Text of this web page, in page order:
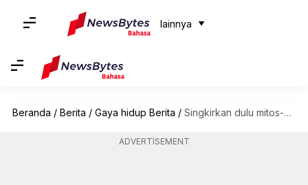
lainnya
Beranda / Berita / Gaya hidup Berita / Singkirkan dulu mitos-mitos tentang tato ini sebelum membuat tato
ADVERTISEMENT